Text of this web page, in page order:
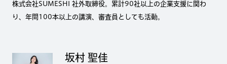
株式会社SUMESHI 社外取締役。累計90社以上の企業支援に関わ
り、年間100本以上の講演、審査員としても活動。
坂村 聖佳